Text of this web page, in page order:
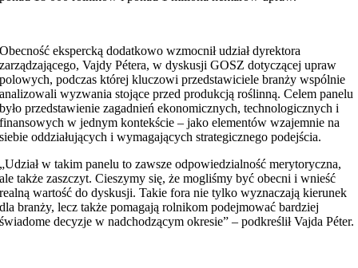
Obecność ekspercką dodatkowo wzmocnił udział dyrektora
zarządzającego, Vajdy Pétera, w dyskusji GOSZ dotyczącej upraw
polowych, podczas której kluczowi przedstawiciele branży wspólnie
analizowali wyzwania stojące przed produkcją roślinną. Celem panelu
było przedstawienie zagadnień ekonomicznych, technologicznych i
finansowych w jednym kontekście – jako elementów wzajemnie na
siebie oddziałujących i wymagających strategicznego podejścia.
„Udział w takim panelu to zawsze odpowiedzialność merytoryczna,
ale także zaszczyt. Cieszymy się, że mogliśmy być obecni i wnieść
realną wartość do dyskusji. Takie fora nie tylko wyznaczają kierunek
dla branży, lecz także pomagają rolnikom podejmować bardziej
świadome decyzje w nadchodzącym okresie” – podkreślił Vajda Péter.